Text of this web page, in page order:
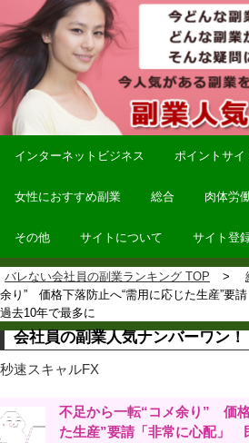
インターネットビジネス ポイントサイ
女性におすすめ副業 総合 肉体労
その他 サイトについて サイト登
バレない会社員の副業ランキング TOP
余り” 価格下落防止へ“需用に応じた生産”要
過去10年で最多に
会社員の副業人気ナンバーワン！
秒速スキャルFX
不足から一転“コメ余り” 価
た生産”要請「非常に心配」